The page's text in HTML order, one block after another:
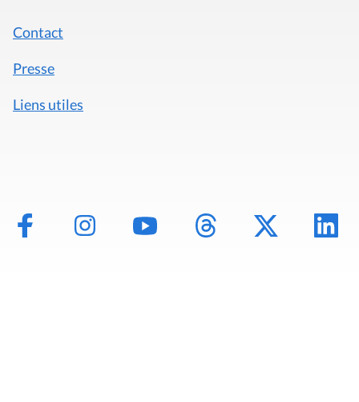
Contact
Presse
Liens utiles